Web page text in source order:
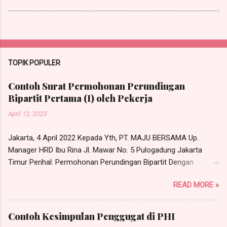
TOPIK POPULER
Contoh Surat Permohonan Perundingan
Bipartit Pertama (I) oleh Pekerja
April 12, 2023
Jakarta, 4 April 2022 Kepada Yth, PT. MAJU BERSAMA Up.
Manager HRD Ibu Rina Jl. Mawar No. 5 Pulogadung Jakarta
Timur Perihal: Permohonan Perundingan Bipartit Dengan
Warganegara : Indonesia Pekerjaan : Karyawan PT. Maju
Bersama Alamat : Jl. Tongkol No. 10 RT 05, RW 01, Kel. Cibubur,
Kec. Ciracas, Jakarta Timur Sehubungan dengan adanya
permasalahan hubungan industrial yang perlu dirundingkan
READ MORE »
Contoh Kesimpulan Penggugat di PHI